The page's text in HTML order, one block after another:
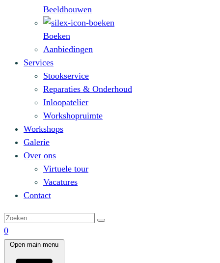
Beeldhouwen
Boeken
Aanbiedingen
Services
Stookservice
Reparaties & Onderhoud
Inloopatelier
Workshopruimte
Workshops
Galerie
Over ons
Virtuele tour
Vacatures
Contact
0
Open main menu